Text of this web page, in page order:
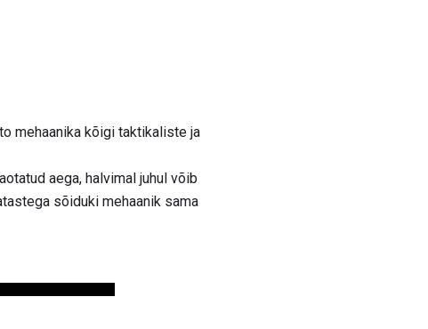
mehaanika kõigi taktikaliste ja
aega, halvimal juhul võib
sõiduki mehaanik sama